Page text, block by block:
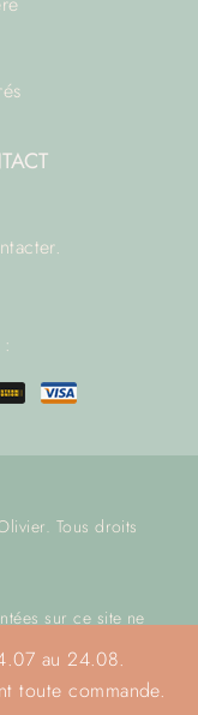
au 24.08.
toute commande.
Tous droits
sur ce site ne
avant toute utilisation.